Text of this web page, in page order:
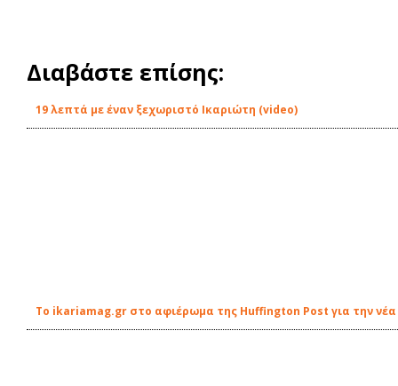
Διαβάστε επίσης:
19 λεπτά με έναν ξεχωριστό Ικαριώτη (video)
Το ikariamag.gr στο αφιέρωμα της Huffington Post για την